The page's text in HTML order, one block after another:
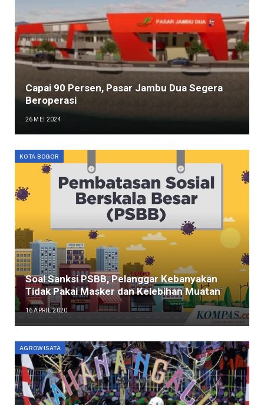
Capai 90 Persen, Pasar Jambu Dua Segera
Beroperasi
26 MEI 2024
KOTA BOGOR
Soal Sanksi PSBB, Pelanggar Kebanyakan
Tidak Pakai Masker dan Kelebihan Muatan
16 APRIL 2020
AGROWISATA